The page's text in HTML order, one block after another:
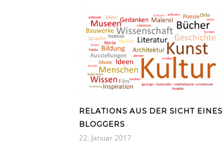
RELATIONS AUS DER SICHT EINES
BLOGGERS
22. Januar 2017